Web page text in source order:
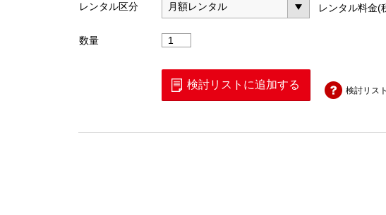
レンタル区分 レンタル料金(
数量
高
力
固
検討リストに追加する 検討リス